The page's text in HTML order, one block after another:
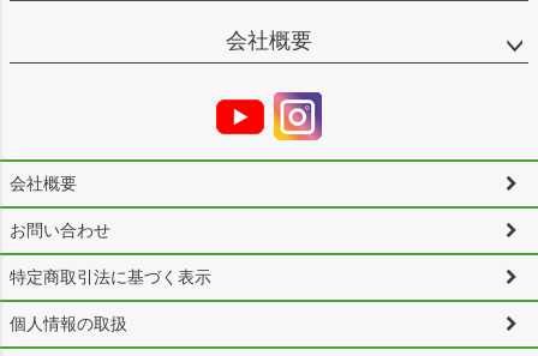
会社概要
会社概要
お問い合わせ
特定商取引法に基づく表示
個人情報の取扱